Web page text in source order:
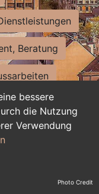
bessere
die Nutzung
Verwendung
Beratung
Photo Credit